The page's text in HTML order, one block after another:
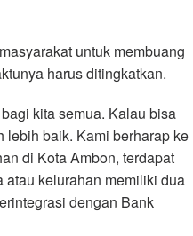
untuk membuang
harus ditingkatkan.
kita semua. Kalau bisa
lebih baik. Kami berharap ke
di Kota Ambon, terdapat
atau kelurahan memiliki dua
dengan Bank